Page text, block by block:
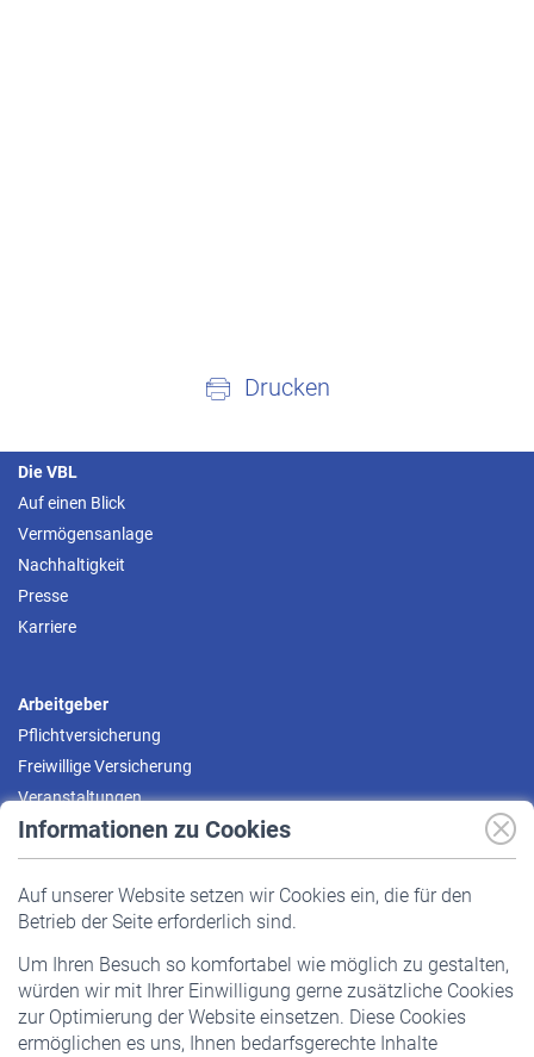
Informationen zu Cookies
Auf unserer Website setzen wir Cookies ein, die für den
Betrieb der Seite erforderlich sind.
Um Ihren Besuch so komfortabel wie möglich zu gestalten,
würden wir mit Ihrer Einwilligung gerne zusätzliche Cookies
zur Optimierung der Website einsetzen. Diese Cookies
ermöglichen es uns, Ihnen bedarfsgerechte Inhalte
Drucken
Die VBL
Auf einen Blick
Vermögensanlage
Nachhaltigkeit
Presse
Karriere
Arbeitgeber
Pflichtversicherung
Freiwillige Versicherung
Veranstaltungen
Pflichtversicherung
Staatliche Förderung
Veranstaltungen